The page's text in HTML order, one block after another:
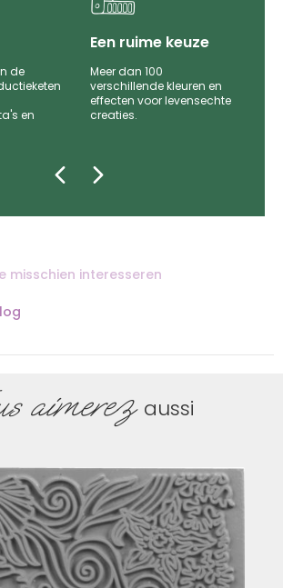
de
en
Een ruime keuze
Meer dan 100
verschillende kleuren en
effecten voor levensechte
creaties.
misschien interesseren
aimerezaussi